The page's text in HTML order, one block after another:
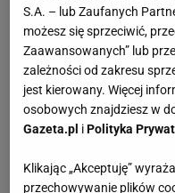
chociaż kawałka
coś, chcąc
jakimś nietypowym
zwierzaki, robi z nich
przed burzą
jest w postaci
tak należy to
S.A. – lub Zaufanych
możesz się sprzeciwić,
Zaawansowanych” lub
zależności od zakresu
jest kierowany. Więcej
osobowych znajdziesz w
Gazeta.pl iPolityka
Klikając „Akceptuję”
przechowywanie plików